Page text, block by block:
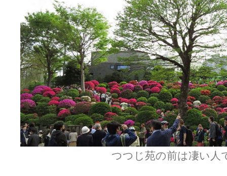
つつじ苑の前は凄い人